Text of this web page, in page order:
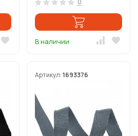
В наличии
Артикул:1693376